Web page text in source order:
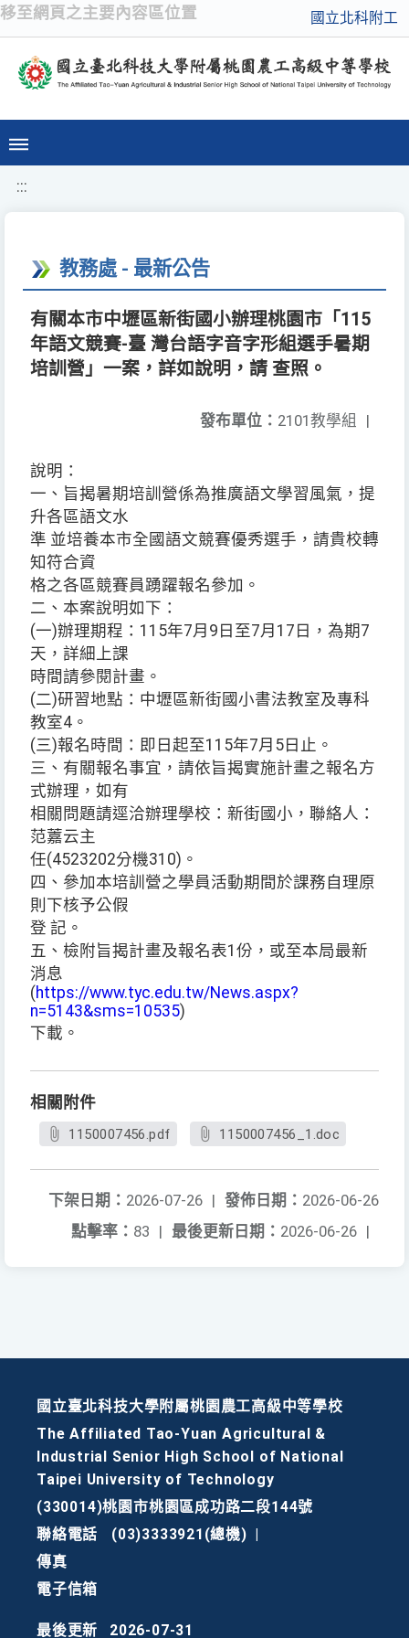
移至網頁之主要內容區位置 國立北科附工
:::
教務處 - 最新公告
有關本市中壢區新街國小辦理桃園市「115
年語文競賽-臺 灣台語字音字形組選手暑期
培訓營」一案，詳如說明，請 查照。
發布單位： 2101教學組 |
說明：
一、旨揭暑期培訓營係為推廣語文學習風氣，提
升各區語文水
準 並培養本市全國語文競賽優秀選手，請貴校轉
知符合資
格之各區競賽員踴躍報名參加。
二、本案說明如下：
(一)辦理期程：115年7月9日至7月17日，為期7
天，詳細上課
時間請參閱計畫。
(二)研習地點：中壢區新街國小書法教室及專科
教室4。
(三)報名時間：即日起至115年7月5日止。
三、有關報名事宜，請依旨揭實施計畫之報名方
式辦理，如有
相關問題請逕洽辦理學校：新街國小，聯絡人：
范䕒云主
任(4523202分機310)。
四、參加本培訓營之學員活動期間於課務自理原
則下核予公假
登 記。
五、檢附旨揭計畫及報名表1份，或至本局最新
消息
(https://www.tyc.edu.tw/News.aspx?
n=5143&sms=10535)
下載。
相關附件
1150007456.pdf 1150007456_1.doc
發佈日期： 2026-06-26
下架日期： 2026-07-26 |
最後更新日期： 2026-06-26 |
點擊率： 83 |
國立臺北科技大學附屬桃園農工高級中等學校
The Affiliated Tao-Yuan Agricultural &
Industrial Senior High School of National
Taipei University of Technology
(330014)桃園市桃園區成功路二段144號
聯絡電話
(03)3333921(總機)
傳真
電子信箱
最後更新 2026-07-31